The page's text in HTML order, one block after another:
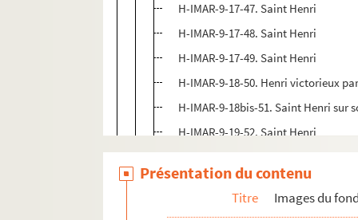
H-IMAR-9-17-47. Saint Henri
H-IMAR-9-17-48. Saint Henri
H-IMAR-9-17-49. Saint Henri
H-IMAR-9-18-50. Henri victorieux
H-IMAR-9-18bis-51. Saint Henri sur
H-IMAR-9-19-52. Saint Henri
H-IMAR-9-19-53. Saint Henri
H-IMAR-9-19-54. Saint Henri
H-IMAR-9-20-55. Le bienheureux
Présentation du contenu
Titre Images du